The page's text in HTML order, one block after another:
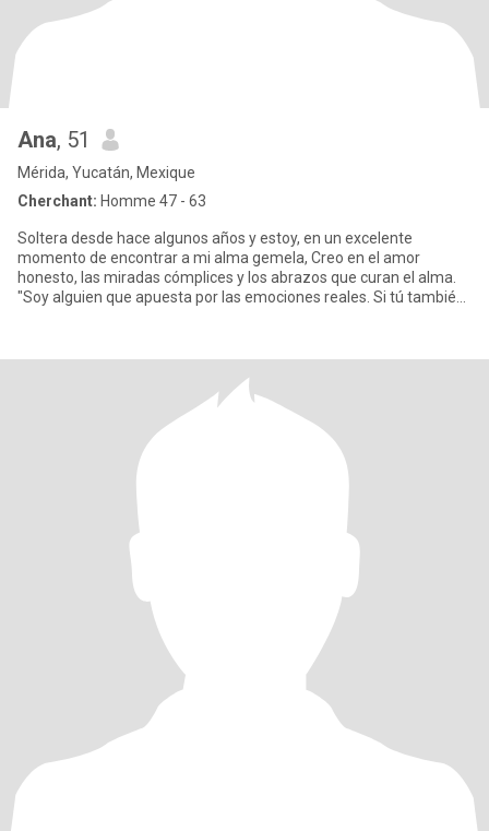
Ana, 51
Mérida, Yucatán, Mexique
Cherchant: Homme 47 - 63
Soltera desde hace algunos años y estoy, en un excelente
momento de encontrar a mi alma gemela, Creo en el amor
honesto, las miradas cómplices y los abrazos que curan el alma.
"Soy alguien que apuesta por las emociones reales. Si tú también